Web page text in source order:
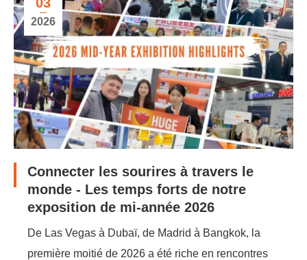
2026
Connecter les sourires à travers le
monde - Les temps forts de notre
exposition de mi-année 2026
De Las Vegas à Dubaï, de Madrid à Bangkok, la
première moitié de 2026 a été riche en rencontres